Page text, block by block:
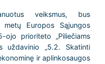
veiksmus, bus
Europos Sąjungos
ojo prioriteto „Piliečiams
uždavinio „5.2. Skatinti
ir aplinkosaugos